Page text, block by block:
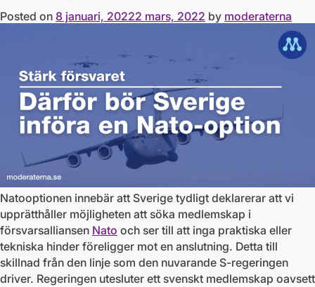
Posted on 8 januari, 20222 mars, 2022 by moderaterna
Natooptionen innebär att Sverige tydligt deklarerar att vi
upprätthåller möjligheten att söka medlemskap i
försvarsalliansen Nato och ser till att inga praktiska eller
tekniska hinder föreligger mot en anslutning. Detta till
skillnad från den linje som den nuvarande S-regeringen
driver. Regeringen utesluter ett svenskt medlemskap oavsett